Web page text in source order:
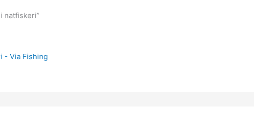
natfiskeri”
- Via Fishing